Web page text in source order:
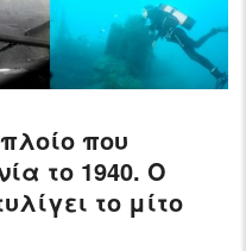
που
το 1940. Ο
το μίτο